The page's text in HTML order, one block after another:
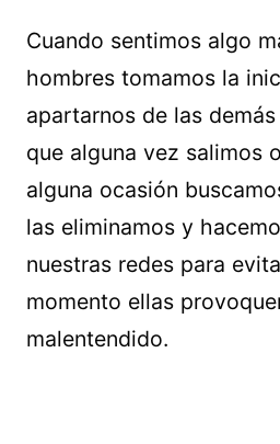
Cuando sentimos algo
hombres tomamos la
apartarnos de las
que alguna vez salimos
alguna ocasión
las eliminamos y
nuestras redes para
momento ellas
malentendido.